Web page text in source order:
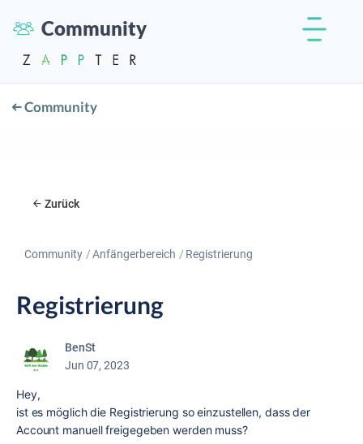
Community
Community
Zurück
Community Anfängerbereich Registrierung
Registrierung
BenSt
Jun 07, 2023
Hey,
ist es möglich die Registrierung so einzustellen, dass der
Account manuell freigegeben werden muss?